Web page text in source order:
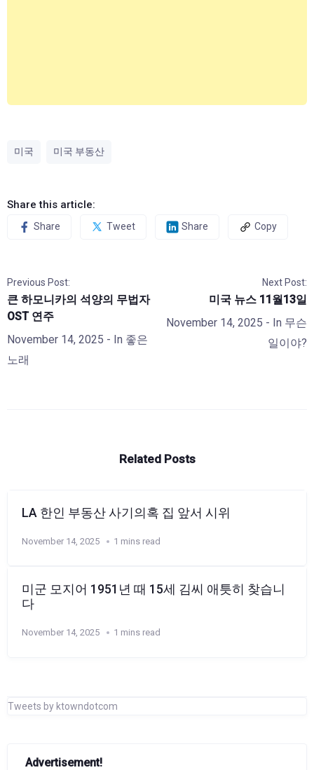
미국 미국 부동산
Share this article:
Share Tweet Share Copy
Previous Post:
큰 하모니카의 석양의 무법자
OST 연주
November 14, 2025 - In 좋은
노래
Next Post:
미국 뉴스 11월13일
November 14, 2025 - In 무슨
일이야?
Related Posts
LA 한인 부동산 사기의혹 집 앞서 시위
November 14, 2025 1 mins read
미군 모지어 1951년 때 15세 김씨 애틋히 찾습니
다
November 14, 2025 1 mins read
Tweets by ktowndotcom
Advertisement!